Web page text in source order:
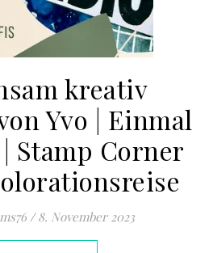
kreativ
Yvo | Einmal
Stamp Corner
/ 8. November 2023